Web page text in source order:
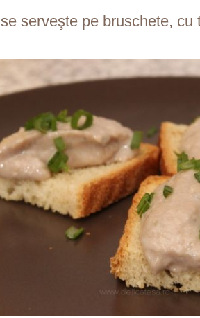
serveşte pe bruschete, cu